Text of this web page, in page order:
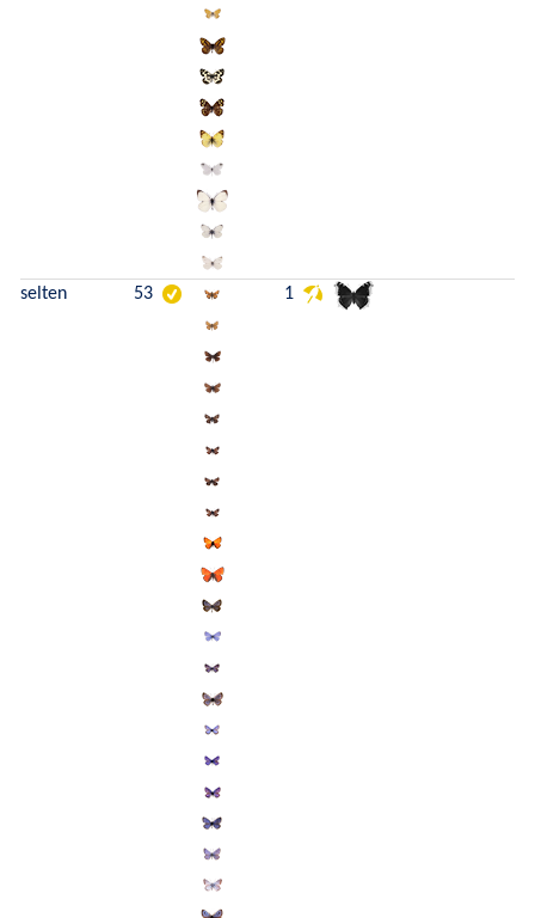
selten 53 1